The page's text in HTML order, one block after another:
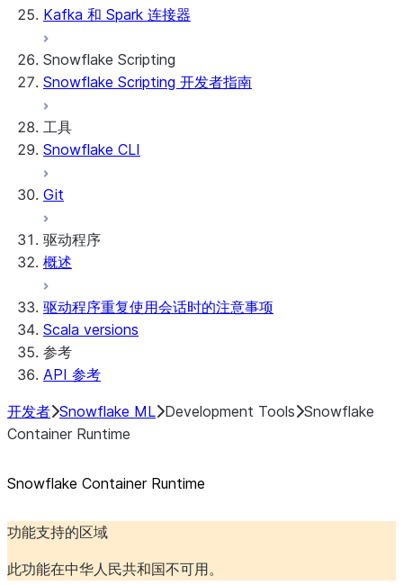
PrivateLink
Manage your app
Runtime environments
Secrets and configuration
Identify your app type
Migrate from ROOT_LOCATION
功能
外部访问
Git 集成
Row access policies
Limitations and library changes
Snowflake 中的 Streamlit 故障排除
Kafka 和 Spark 连接器
Snowflake Scripting
Snowflake Scripting 开发者指南
工具
Snowflake CLI
Git
驱动程序
概述
驱动程序重复使用会话时的注意事项
Scala versions
参考
API 参考
开发者 Snowflake ML Development Tools Snowflake
Container Runtime
Snowflake Container Runtime
功能支持的区域
此功能在中华人民共和国不可用。